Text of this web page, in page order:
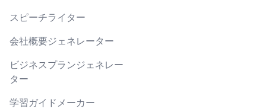
スピーチライター
会社概要ジェネレーター
ビジネスプランジェネレー
ター
学習ガイドメーカー